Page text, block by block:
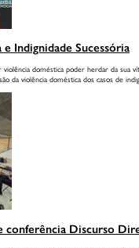
IDENTIDADE
CONHECIMENTO
ONDE ESTAMOS
Indignidade Sucessória
doméstica poder herdar da sua
da violência doméstica dos casos de
conferência Discurso